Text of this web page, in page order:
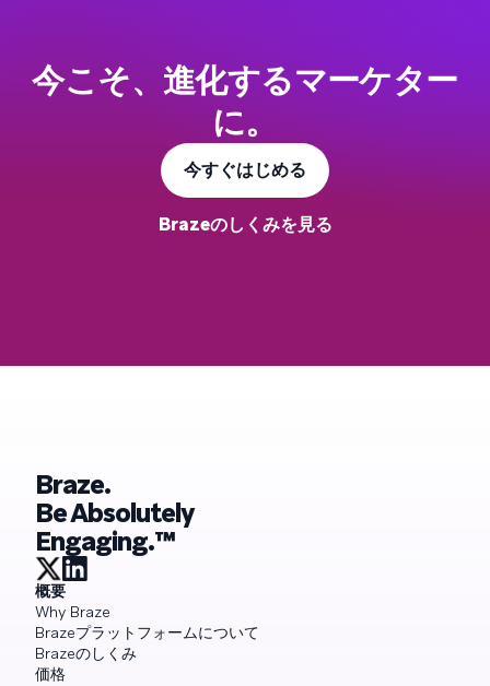
今こそ、進化するマーケター
に。
今すぐはじめる
Brazeのしくみを見る
Braze.
Be Absolutely
Engaging.™
概要
Why Braze
Brazeプラットフォームについて
Brazeのしくみ
価格